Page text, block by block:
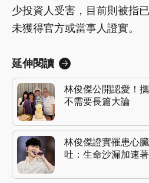
少投資人受害，目前則被指
未獲得官方或當事人證實。
延伸閱讀
林俊傑公開認愛！
不需要長篇大論
林俊傑證實罹患心
吐：生命沙漏加速著